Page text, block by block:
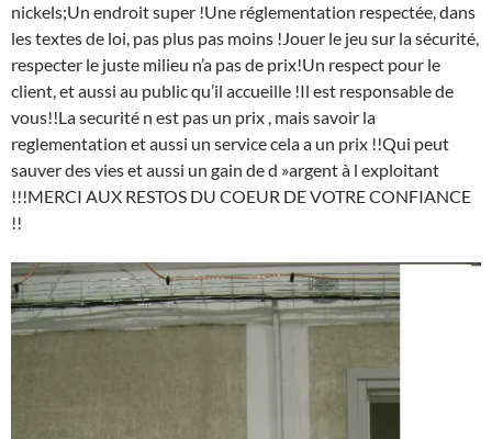
nickels;Un endroit super !Une réglementation respectée, dans
les textes de loi, pas plus pas moins !Jouer le jeu sur la sécurité,
respecter le juste milieu n’a pas de prix!Un respect pour le
client, et aussi au public qu’il accueille !Il est responsable de
vous!!La securité n est pas un prix , mais savoir la
reglementation et aussi un service cela a un prix !!Qui peut
sauver des vies et aussi un gain de d »argent à l exploitant
!!!MERCI AUX RESTOS DU COEUR DE VOTRE CONFIANCE
!!